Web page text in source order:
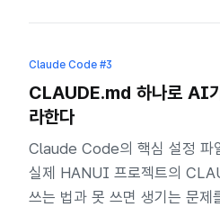
Claude Code #3
CLAUDE.md 하나로 AI
라한다
Claude Code의 핵심 설정 파
실제 HANUI 프로젝트의
쓰는 법과 못 쓰면 생기는 문제